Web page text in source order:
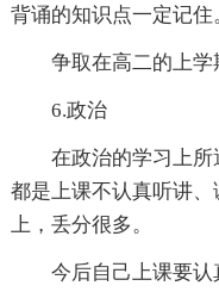
背诵的知识点一定记住
争取在高二的上学
6.政治
在政治的学习上所
都是上课不认真听讲
上，丢分很多。
今后自己上课要